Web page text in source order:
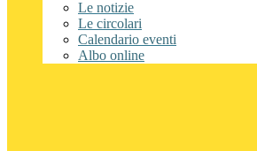
Le notizie
Le circolari
Calendario eventi
Albo online